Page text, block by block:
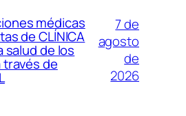
médicas
de CLÍNICA
salud de los
través de
7 de
agosto
de
2026